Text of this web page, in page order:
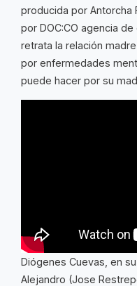
producida por Antorcha
por DOC:CO agencia
retrata la relación
por enfermedades
puede hacer por su
Diógenes Cuevas, en
Alejandro (Jose